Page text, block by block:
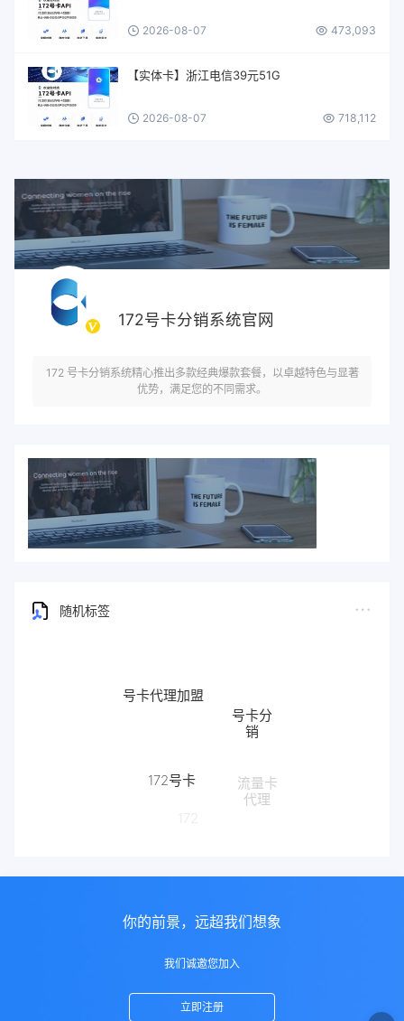
2026-08-07 473,093
【实体卡】浙江电信39元51G
2026-08-07 718,112
172号卡分销系统官网
172 号卡分销系统精心推出多款经典爆款套餐，以卓越特色与显著
优势，满足您的不同需求。
随机标签
销
流量卡
代理
172
你的前景，远超我们想象
我们诚邀您加入
立即注册